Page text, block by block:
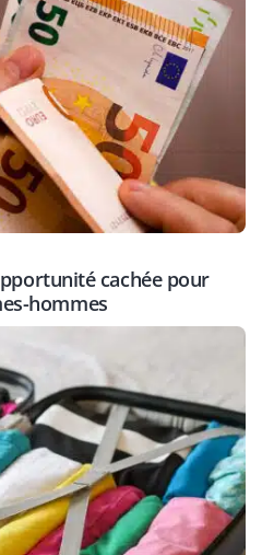
cachée pour
hommes